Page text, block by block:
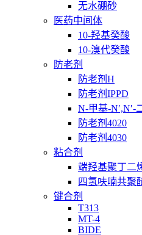
无水硼砂
医药中间体
10-羟基癸酸
10-溴代癸酸
防老剂
防老剂H
防老剂IPPD
N-甲基-N′,N′-
防老剂4020
防老剂4030
粘合剂
端羟基聚丁二
四氢呋喃共聚
键合剂
T313
MT-4
BIDE